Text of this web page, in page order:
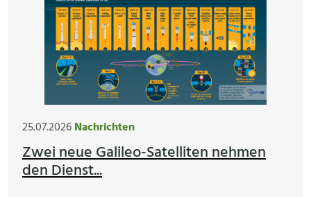
25.07.2026Nachrichten
Zwei neue Galileo-Satelliten nehmen
den Dienst...